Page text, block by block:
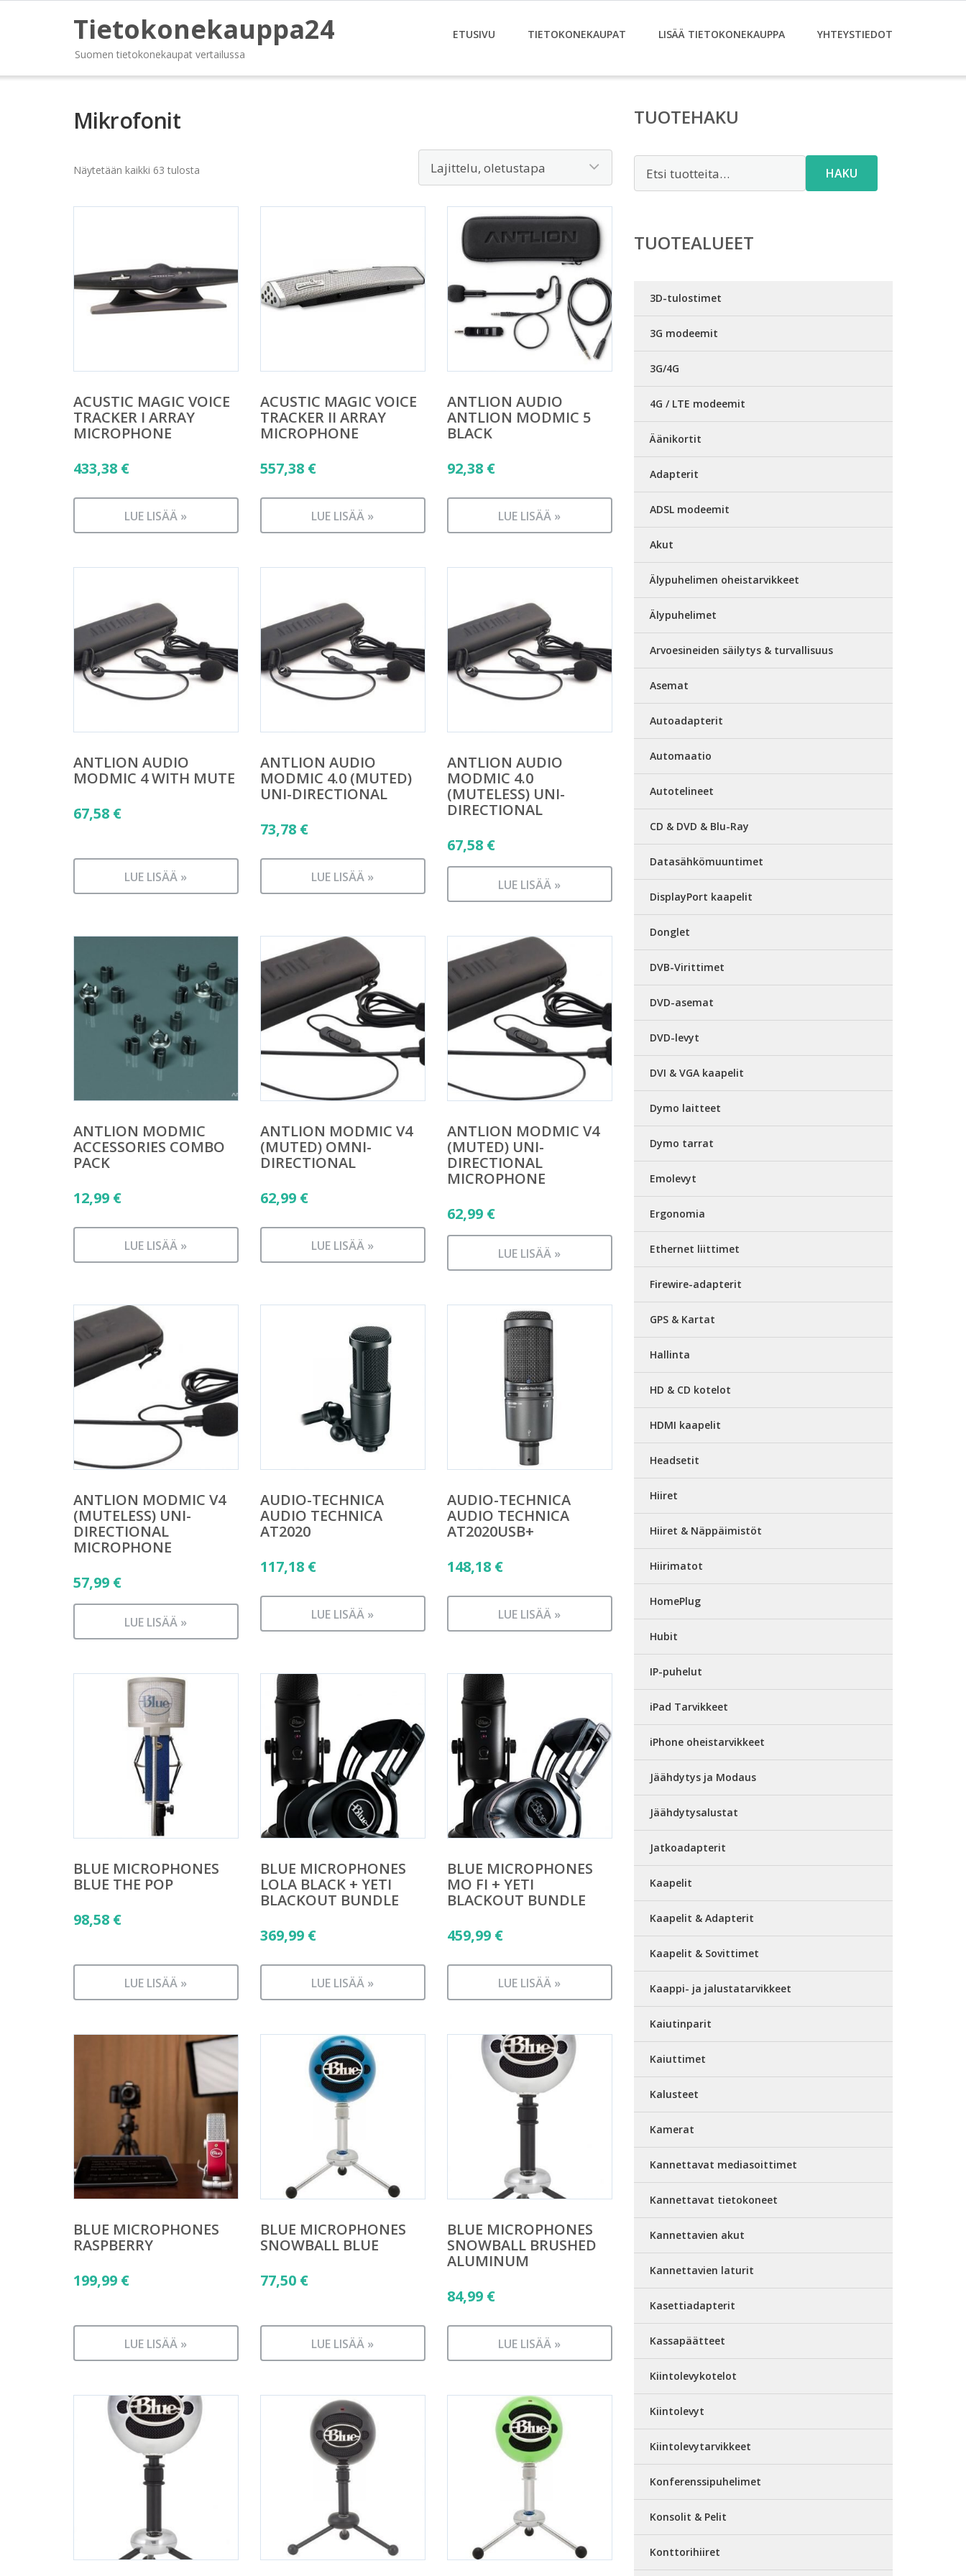
Tietokonekauppa24
Suomen tietokonekaupat vertailussa
ETUSIVU TIETOKONEKAUPAT LISÄÄ TIETOKONEKAUPPA YHTEYSTIEDOT
Mikrofonit
Näytetään kaikki 63 tulosta
ACUSTIC MAGIC VOICE
TRACKER I ARRAY
MICROPHONE
433,38 €
LUE LISÄÄ »
ACUSTIC MAGIC VOICE
TRACKER II ARRAY
MICROPHONE
557,38 €
LUE LISÄÄ »
ANTLION AUDIO
ANTLION MODMIC 5
BLACK
92,38 €
LUE LISÄÄ »
ANTLION AUDIO
MODMIC 4 WITH MUTE
67,58 €
LUE LISÄÄ »
ANTLION AUDIO
MODMIC 4.0 (MUTED)
UNI-DIRECTIONAL
73,78 €
LUE LISÄÄ »
ANTLION AUDIO
MODMIC 4.0
(MUTELESS) UNI-
DIRECTIONAL
67,58 €
LUE LISÄÄ »
ANTLION MODMIC
ACCESSORIES COMBO
PACK
12,99 €
LUE LISÄÄ »
ANTLION MODMIC V4
(MUTED) OMNI-
DIRECTIONAL
62,99 €
LUE LISÄÄ »
ANTLION MODMIC V4
(MUTED) UNI-
DIRECTIONAL
MICROPHONE
62,99 €
LUE LISÄÄ »
ANTLION MODMIC V4
(MUTELESS) UNI-
DIRECTIONAL
MICROPHONE
57,99 €
LUE LISÄÄ »
AUDIO-TECHNICA
AUDIO TECHNICA
AT2020
117,18 €
LUE LISÄÄ »
AUDIO-TECHNICA
AUDIO TECHNICA
AT2020USB+
148,18 €
LUE LISÄÄ »
BLUE MICROPHONES
BLUE THE POP
98,58 €
LUE LISÄÄ »
BLUE MICROPHONES
LOLA BLACK + YETI
BLACKOUT BUNDLE
369,99 €
LUE LISÄÄ »
BLUE MICROPHONES
MO FI + YETI
BLACKOUT BUNDLE
459,99 €
LUE LISÄÄ »
BLUE MICROPHONES
RASPBERRY
199,99 €
LUE LISÄÄ »
BLUE MICROPHONES
SNOWBALL BLUE
77,50 €
LUE LISÄÄ »
BLUE MICROPHONES
SNOWBALL BRUSHED
ALUMINUM
84,99 €
LUE LISÄÄ »
TUOTEHAKU
HAKU
TUOTEALUEET
3D-tulostimet
3G modeemit
3G/4G
4G / LTE modeemit
Äänikortit
Adapterit
ADSL modeemit
Akut
Älypuhelimen oheistarvikkeet
Älypuhelimet
Arvoesineiden säilytys & turvallisuus
Asemat
Autoadapterit
Automaatio
Autotelineet
CD & DVD & Blu-Ray
Datasähkömuuntimet
DisplayPort kaapelit
Donglet
DVB-Virittimet
DVD-asemat
DVD-levyt
DVI & VGA kaapelit
Dymo laitteet
Dymo tarrat
Emolevyt
Ergonomia
Ethernet liittimet
Firewire-adapterit
GPS & Kartat
Hallinta
HD & CD kotelot
HDMI kaapelit
Headsetit
Hiiret
Hiiret & Näppäimistöt
Hiirimatot
HomePlug
Hubit
IP-puhelut
iPad Tarvikkeet
iPhone oheistarvikkeet
Jäähdytys ja Modaus
Jäähdytysalustat
Jatkoadapterit
Kaapelit
Kaapelit & Adapterit
Kaapelit & Sovittimet
Kaappi- ja jalustatarvikkeet
Kaiutinparit
Kaiuttimet
Kalusteet
Kamerat
Kannettavat mediasoittimet
Kannettavat tietokoneet
Kannettavien akut
Kannettavien laturit
Kasettiadapterit
Kassapäätteet
Kiintolevykotelot
Kiintolevyt
Kiintolevytarvikkeet
Konferenssipuhelimet
Konsolit & Pelit
Konttorihiiret